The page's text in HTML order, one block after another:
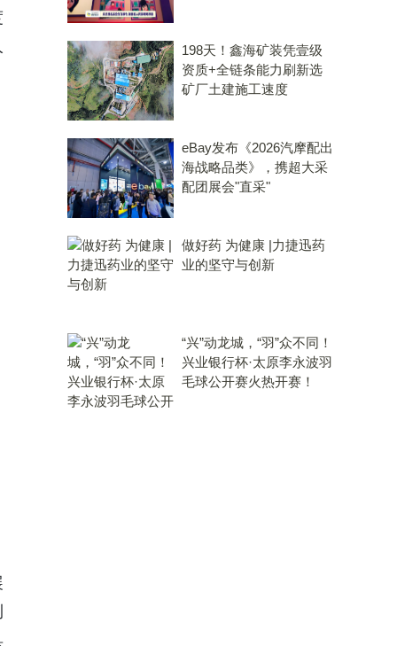
198天！鑫海矿装凭壹级
资质+全链条能力刷新选
矿厂土建施工速度
eBay发布《2026汽摩配出
海战略品类》，携超大采
配团展会"直采"
做好药 为健康 |力捷迅药
业的坚守与创新
“兴”动龙城，“羽”众不同！
兴业银行杯·太原李永波羽
毛球公开赛火热开赛！